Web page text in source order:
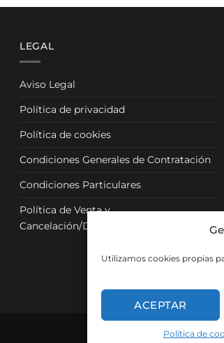
Utilizamos cookies propias
ACEPTAR
Política de
LEGAL
Aviso Legal
Política de privacidad
Política de cookies
Condiciones Generales de Contratación
Condiciones Particulares
Política de Venta y
Cancelación/Devolución